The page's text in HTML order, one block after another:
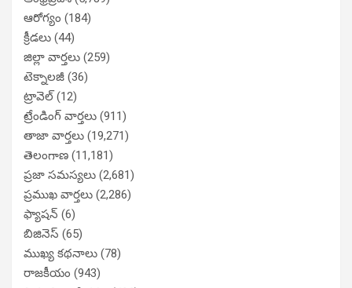
ఆరోగ్యం (184)
క్రీడలు (44)
జిల్లా వార్తలు (259)
టెక్నాలజీ (36)
ట్రావెల్(12)
ట్రేండింగ్ వార్తలు (911)
తాజా వార్తలు (19,271)
తెలంగాణ (11,181)
ప్రజా సమస్యలు (2,681)
ప్రముఖ వార్తలు (2,286)
ఫ్యాషన్ (6)
బిజినెస్ (65)
ముఖ్య కథనాలు (78)
రాజకీయం (943)